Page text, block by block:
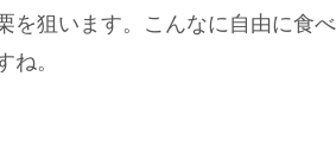
を狙います。こんなに自由に食
ね。